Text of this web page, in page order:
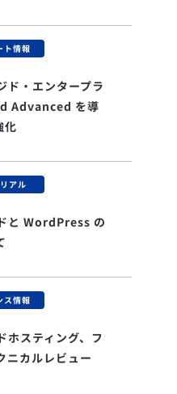
ト情報
ド・エンタープラ
Advanced を導
化
アル
と WordPress の
ス情報
スティング、フ
ニカルレビュー